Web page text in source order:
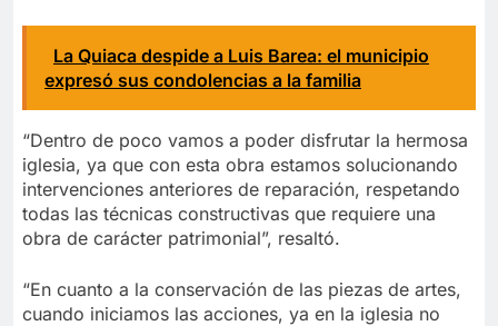
La Quiaca despide a Luis Barea: el municipio
expresó sus condolencias a la familia
“Dentro de poco vamos a poder disfrutar la hermosa
iglesia, ya que con esta obra estamos solucionando
intervenciones anteriores de reparación, respetando
todas las técnicas constructivas que requiere una
obra de carácter patrimonial”, resaltó.
“En cuanto a la conservación de las piezas de artes,
cuando iniciamos las acciones, ya en la iglesia no